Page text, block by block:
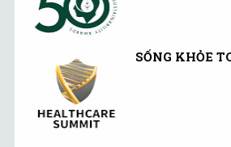
SỐNG KHỎE